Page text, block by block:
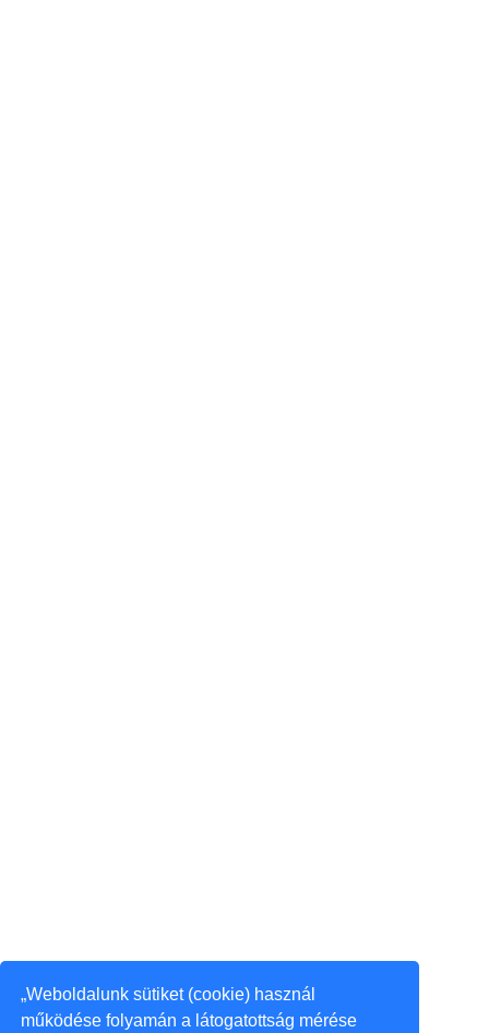
„Weboldalunk sütiket (cookie) használ
működése folyamán a látogatottság mérése